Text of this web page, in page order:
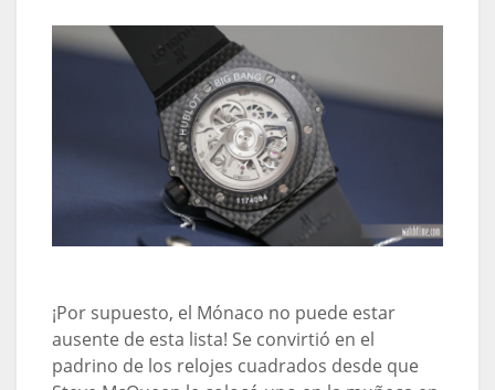
¡Por supuesto, el Mónaco no puede estar
ausente de esta lista! Se convirtió en el
padrino de los relojes cuadrados desde que